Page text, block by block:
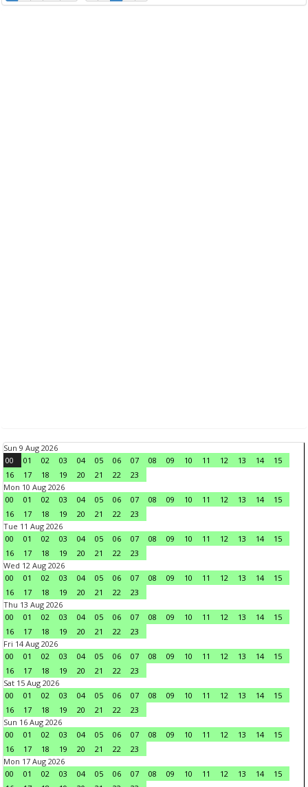
Sun 9 Aug 2026
00
01 02 03 04 05 06 07 08 09 10 11 12 13 14
15
16
17 18 19 20 21 22
23
Mon 10 Aug 2026
00
01 02 03 04 05 06 07 08 09 10 11 12 13 14
15
16
17 18 19 20 21 22
23
Tue 11 Aug 2026
00
01 02 03 04 05 06 07 08 09 10 11 12 13 14
15
16
17 18 19 20 21 22
23
Wed 12 Aug 2026
00
01 02 03 04 05 06 07 08 09 10 11 12 13 14
15
16
17 18 19 20 21 22
23
Thu 13 Aug 2026
00
01 02 03 04 05 06 07 08 09 10 11 12 13 14
15
16
17 18 19 20 21 22
23
Fri 14 Aug 2026
00
01 02 03 04 05 06 07 08 09 10 11 12 13 14
15
16
17 18 19 20 21 22
23
Sat 15 Aug 2026
00
01 02 03 04 05 06 07 08 09 10 11 12 13 14
15
16
17 18 19 20 21 22
23
Sun 16 Aug 2026
00
01 02 03 04 05 06 07 08 09 10 11 12 13 14
15
16
17 18 19 20 21 22
23
Mon 17 Aug 2026
00
01 02 03 04 05 06 07 08 09 10 11 12 13 14
15